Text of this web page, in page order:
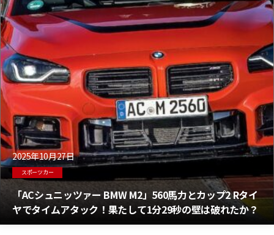
2025年10月27日
スポーツカー
「ACシュニッツァー BMW M2」560馬力とカップ2 Rタイ
ヤでタイムアタック！果たして1分29秒の壁は破れたか？